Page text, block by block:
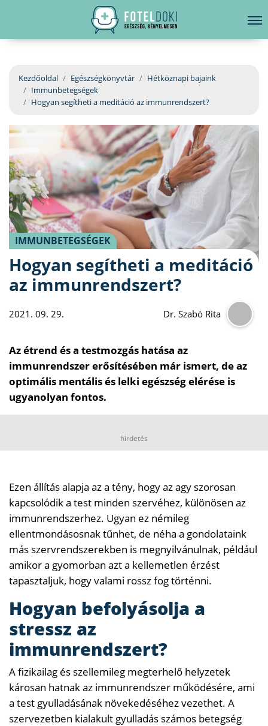
EGÉSZSÉGKÖNYVTÁR
BETEGSÉGKALAUZ
ÜGYELETKERESŐ
ORVOS VÁLASZOL
ORVOSKERESŐ
hirdetés
Kezdőoldal Egészségkönyvtár
Hétköznapi bajaink
Immunbetegségek
Hogyan segítheti a meditáció az immunrendszert?
IMMUNBETEGSÉGEK
Hogyan segítheti a meditáció
az immunrendszert?
2021. 09. 29. Dr. Szabó Rita
Az étrend és a testmozgás hatása az
immunrendszer erősítésében már ismert, de az
optimális mentális és lelki egészség elérése is
ugyanolyan fontos.
hirdetés
Ezen állítás alapja az a tény, hogy az agy szorosan
kapcsolódik a test minden szervéhez, különösen az
immunrendszerhez. Ugyan ez némileg
ellentmondásosnak tűnhet, de néha a gondolataink
más szervrendszerekben is megnyilvánulnak, például
amikor a gyomorban azt a kellemetlen érzést
tapasztaljuk, hogy valami rossz fog történni.
Hogyan befolyásolja a
stressz az
immunrendszert?
A fizikailag és szellemileg megterhelő helyzetek
károsan hatnak az immunrendszer működésére, ami
a test gyulladásának növekedéséhez vezethet. A
szervezetben kialakult gyulladás számos betegség